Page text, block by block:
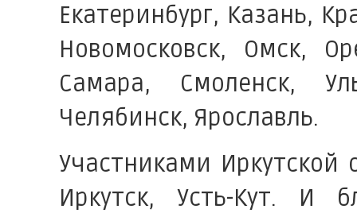
Екатеринбург, Казань,
Новомосковск, Омск,
Самара, Смоленск,
Челябинск, Ярославль.
Участниками Иркутской
Иркутск, Усть-Кут. И